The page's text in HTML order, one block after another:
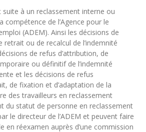
suite à un reclassement interne ou
compétence de l’Agence pour le
(ADEM). Ainsi les décisions de
retrait ou de recalcul de l’indemnité
de refus d’attribution, de
ou définitif de l’indemnité
et les décisions de refus
de fixation et d’adaptation de la
des travailleurs en reclassement
du statut de personne en reclassement
le directeur de l’ADEM et peuvent faire
en réexamen auprès d’une commission